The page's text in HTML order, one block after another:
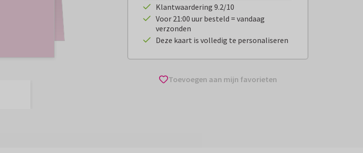
Klantwaardering 9.2/10
Voor 21:00 uur besteld = vandaag
verzonden
Deze kaart is volledig te personaliseren
Toevoegen aan mijn favorieten